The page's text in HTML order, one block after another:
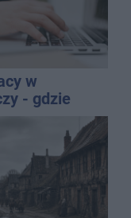
w
- gdzie
nowych